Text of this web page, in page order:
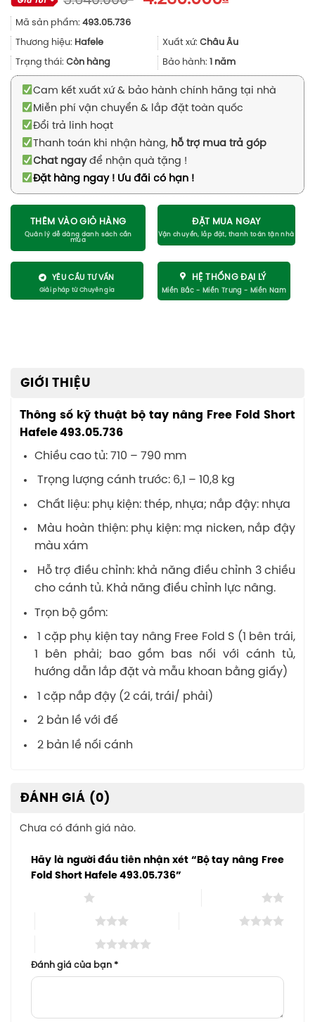
5.640.000₫.là:
4.230.000₫.
Mã sản phẩm: 493.05.736
Thương hiệu: Hafele Xuất xứ: Châu Âu
Trạng thái: Còn hàng Bảo hành: 1 năm
Cam kết xuất xứ & bảo hành chính hãng tại nhà
Miễn phí vận chuyển & lắp đặt toàn quốc
Đổi trả linh hoạt
Thanh toán khi nhận hàng, hỗ trợ mua trả góp
Chat ngayđể nhận quà tặng !
Đặt hàng ngay ! Ưu đãi có hạn !
THÊM VÀO GIỎ HÀNG ĐẶT MUA NGAY
YÊU CẦU TƯ VẤN HỆ THỐNG ĐẠI LÝ
GIỚI THIỆU
Thông số kỹ thuật bộ tay nâng Free Fold Short
Hafele 493.05.736
Chiều cao tủ: 710 – 790 mm
Trọng lượng cánh trước: 6,1 – 10,8 kg
Chất liệu: phụ kiện: thép, nhựa; nắp đậy: nhựa
Màu hoàn thiện: phụ kiện: mạ nicken, nắp đậy
màu xám
Hỗ trợ điều chỉnh: khả năng điều chỉnh 3 chiều
cho cánh tủ. Khả năng điều chỉnh lực nâng.
Trọn bộ gồm:
1 cặp phụ kiện tay nâng Free Fold S (1 bên trái,
1 bên phải; bao gồm bas nối với cánh tủ,
hướng dẫn lắp đặt và mẫu khoan bằng giấy)
1 cặp nắp đậy (2 cái, trái/ phải)
2 bản lề với đế
2 bản lề nối cánh
ĐÁNH GIÁ (0)
Chưa có đánh giá nào.
Hãy là người đầu tiên nhận xét “Bộ tay nâng Free
Fold Short Hafele 493.05.736”
Đánh giá của bạn *